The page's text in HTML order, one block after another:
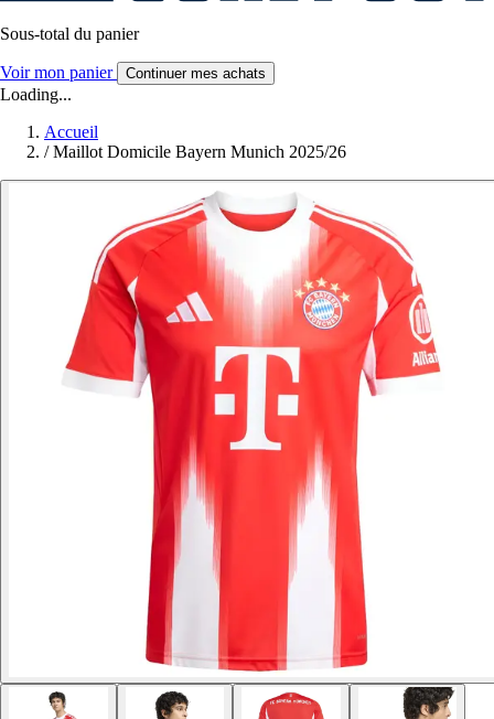
Sous-total du panier
Voir mon panier Continuer mes achats
Loading...
Accueil
/ Maillot Domicile Bayern Munich 2025/26